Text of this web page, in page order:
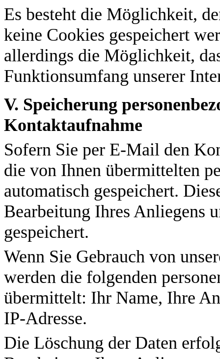
Es besteht die Möglichkeit,
keine Cookies gespeichert
allerdings die Möglichkeit,
Funktionsumfang unserer
V. Speicherung
Kontaktaufnahme
Sofern Sie per E-Mail den
die von Ihnen übermittelten
automatisch gespeichert.
Bearbeitung Ihres Anliegens
gespeichert.
Wenn Sie Gebrauch von
werden die folgenden
übermittelt: Ihr Name, Ihre
IP-Adresse.
Die Löschung der Daten